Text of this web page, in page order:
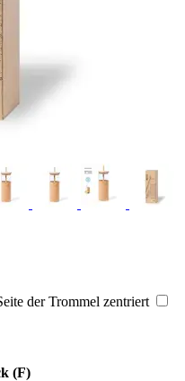
der Trommel zentriert
(F)